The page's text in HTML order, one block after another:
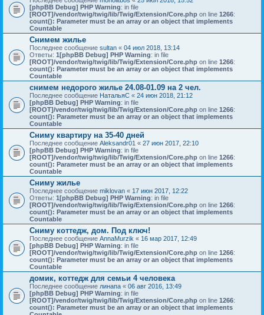
[phpBB Debug] PHP Warning: in file
[ROOT]/vendor/twig/twig/lib/Twig/Extension/Core.php on line 1266:
count(): Parameter must be an array or an object that implements
Countable
Снимем жилье
Последнее сообщение sultan « 04 июл 2018, 13:14
Ответы: 1[phpBB Debug] PHP Warning: in file
[ROOT]/vendor/twig/twig/lib/Twig/Extension/Core.php on line 1266:
count(): Parameter must be an array or an object that implements
Countable
снимем недорого жилье 24.08-01.09 на 2 чел.
Последнее сообщение НатальяС « 24 июн 2018, 21:12
[phpBB Debug] PHP Warning: in file
[ROOT]/vendor/twig/twig/lib/Twig/Extension/Core.php on line 1266:
count(): Parameter must be an array or an object that implements
Countable
Сниму квартиру на 35-40 дней
Последнее сообщение Aleksandr01 « 27 июн 2017, 22:10
[phpBB Debug] PHP Warning: in file
[ROOT]/vendor/twig/twig/lib/Twig/Extension/Core.php on line 1266:
count(): Parameter must be an array or an object that implements
Countable
Сниму жилье
Последнее сообщение miklovan « 17 июн 2017, 12:22
Ответы: 1[phpBB Debug] PHP Warning: in file
[ROOT]/vendor/twig/twig/lib/Twig/Extension/Core.php on line 1266:
count(): Parameter must be an array or an object that implements
Countable
Сниму коттедж, дом. Под ключ!
Последнее сообщение AnnaMurzik « 16 мар 2017, 12:49
[phpBB Debug] PHP Warning: in file
[ROOT]/vendor/twig/twig/lib/Twig/Extension/Core.php on line 1266:
count(): Parameter must be an array or an object that implements
Countable
домик, коттедж для семьи 4 человека
Последнее сообщение линапа « 06 авг 2016, 13:49
[phpBB Debug] PHP Warning: in file
[ROOT]/vendor/twig/twig/lib/Twig/Extension/Core.php on line 1266:
count(): Parameter must be an array or an object that implements